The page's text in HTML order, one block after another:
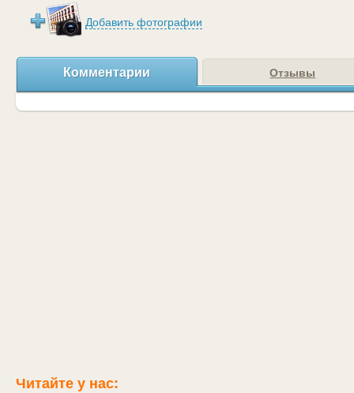
Добавить фотографии
Комментарии Отзывы
Читайте у нас: